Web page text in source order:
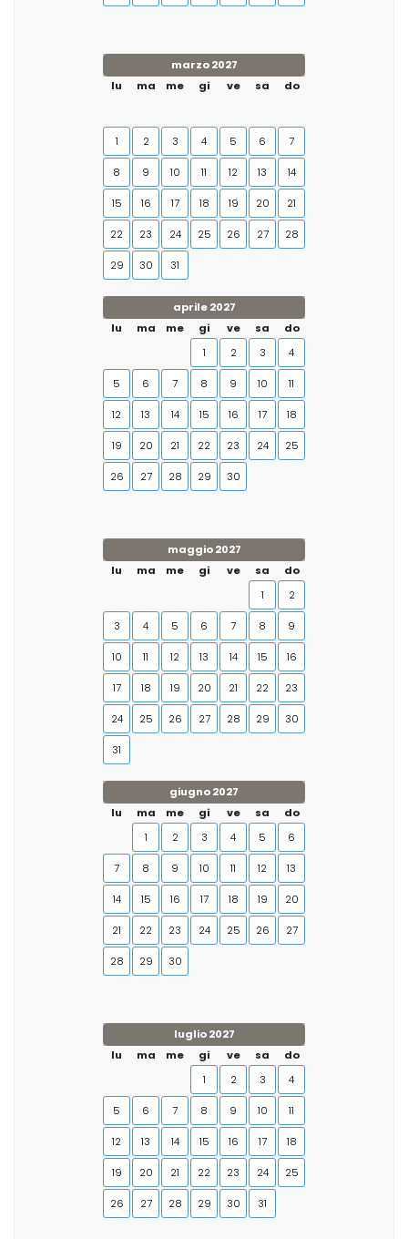
marzo 2027
lu
ma me gi ve sa do
1 2 3 4 5 6 7
8 9 10 11 12 13 14
15 16 17 18 19 20 21
22 23 24 25 26 27 28
29 30 31
aprile 2027
lu
ma me gi ve sa
do
1
2 3 4
5 6 7 8 9 10 11
12 13 14 15 16 17 18
19 20 21 22 23 24 25
26 27 28 29 30
maggio 2027
lu
ma me gi ve sa
do
1
2
3 4 5 6 7 8 9
10 11 12 13 14 15 16
17 18 19 20 21 22 23
24 25 26 27 28 29 30
31
giugno 2027
lu
ma me gi ve sa
do
1
2 3 4 5 6
7 8 9 10 11 12 13
14 15 16 17 18 19 20
21 22 23 24 25 26 27
28 29 30
luglio 2027
lu
ma me gi ve sa
do
1
2 3 4
5 6 7 8 9 10 11
12 13 14 15 16 17 18
19 20 21 22 23 24 25
26 27 28 29 30 31